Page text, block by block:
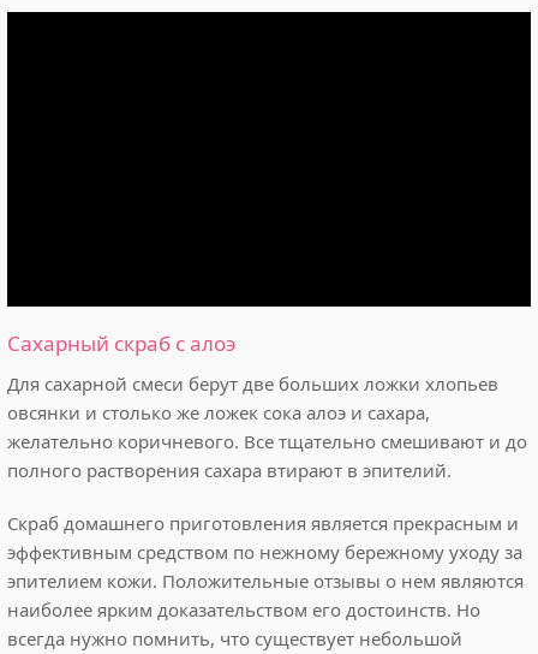
Сахарный скраб с алоэ
Для сахарной смеси берут две больших ложки хлопьев
овсянки и столько же ложек сока алоэ и сахара,
желательно коричневого. Все тщательно смешивают и до
полного растворения сахара втирают в эпителий.
Скраб домашнего приготовления является прекрасным и
эффективным средством по нежному бережному уходу за
эпителием кожи. Положительные отзывы о нем являются
наиболее ярким доказательством его достоинств. Но
всегда нужно помнить, что существует небольшой